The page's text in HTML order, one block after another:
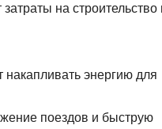
на строительство
энергию для
поездов и быструю